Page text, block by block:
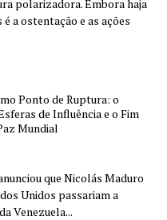
polarizadora. Embora haja
a ostentação e as ações
Ponto de Ruptura: o
de Influência e o Fim
Mundial
que Nicolás Maduro
Unidos passariam a
Venezuela...